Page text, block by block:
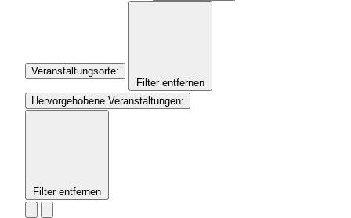
Veranstaltungsorte:
Filter entfernen
Hervorgehobene Veranstaltungen:
Filter entfernen